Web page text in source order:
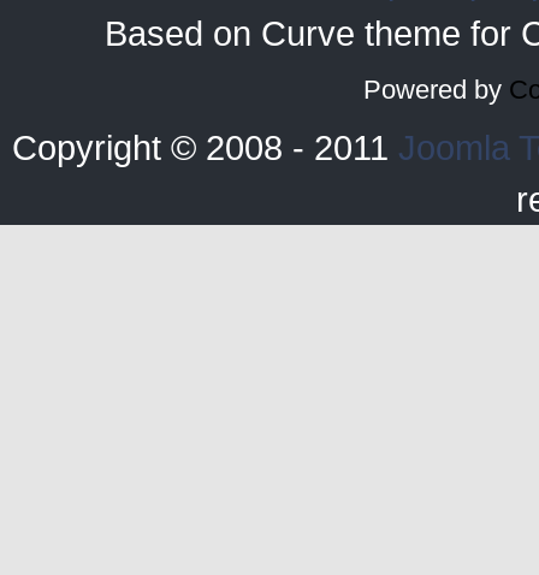
Based on Curve theme for
Powered by
Copyright © 2008 - 2011 Joomla